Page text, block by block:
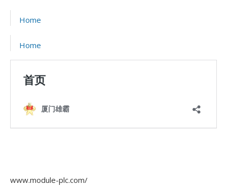
Home
Home
www.module-plc.com/